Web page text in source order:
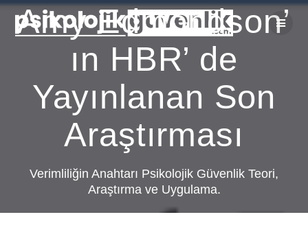
Skip
to
content
Amy Edmondson’
ın HBR’ de
Yayınlanan Son
Araştırması
Verimliliğin Anahtarı Psikolojik Güvenlik Teori,
Araştırma ve Uygulama.